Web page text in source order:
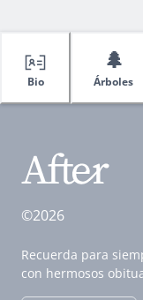
Bio
🌲
Árboles
©2026
Recuerda para
con hermosos